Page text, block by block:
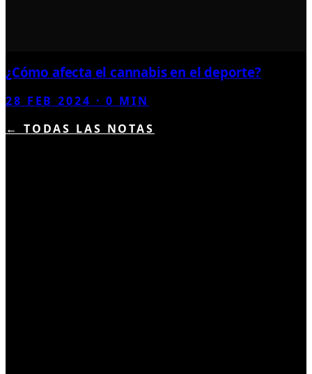
¿Cómo afecta el cannabis en el deporte?
28 FEB 2024 ·0 MIN
← TODAS LAS NOTAS